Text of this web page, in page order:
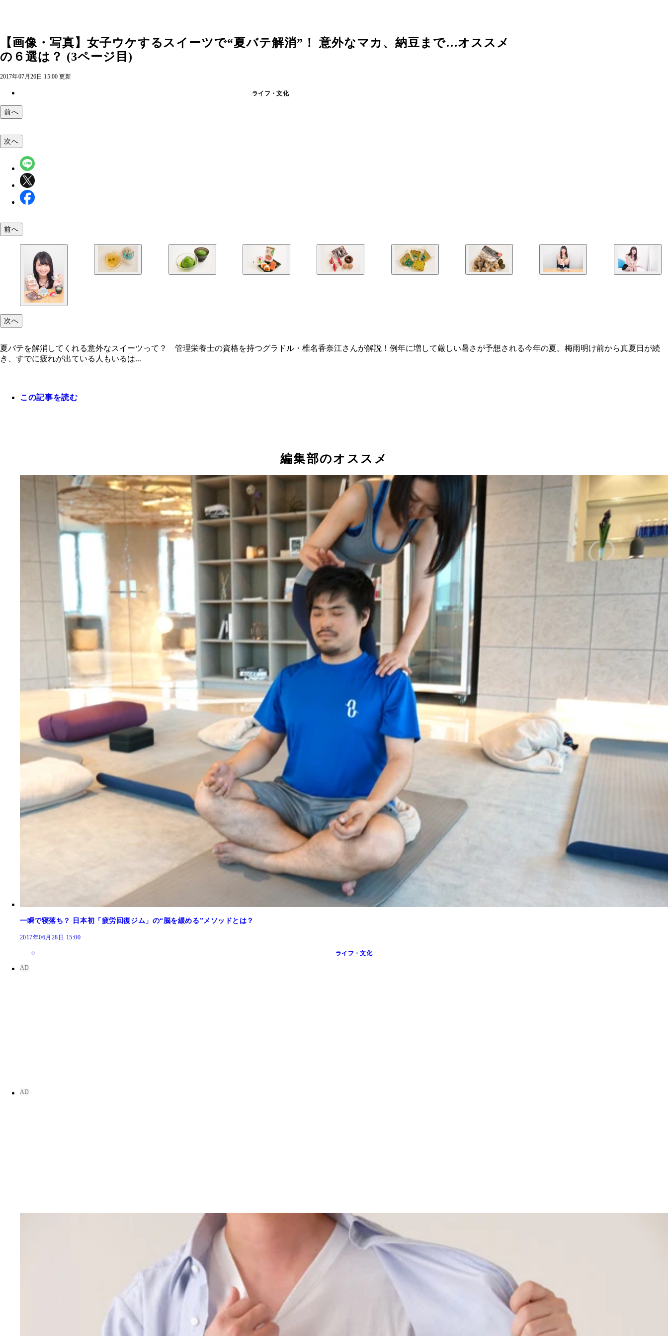
【画像・写真】女子ウケするスイーツで“夏バテ解消”！ 意外なマカ、納豆まで…オススメ
の６選は？ (3ページ目)
2017年07月26日 15:00 更新
ライフ・文化
前へ
疲労回復効果のあるクエン酸がたっぷり！ 大阪屋の「流れ梅」
抹茶の濃さが７段階から選べる！ 壽々喜園（すずきえん）×ななやコラボショップの「抹茶ジェラート」
甘いものが苦手な人にもオススメ！ 和洋菓子処とらやの「トマト大福」と「トマト羊羹」
なんと精力剤のマカ入り！ プチラパンの「マカろん」と「マカチョコドーナツ」
納豆が苦手な人でも食べられる、たぬみせ納豆工房の「納豆パウンドケーキ伊勢茶 ポーションカット」
ニンニクをドライフルーツ感覚で！ 丹後長寿商店の「京丹後フルーツガーリック」
次へ
前へ
次へ
夏バテを解消してくれる意外なスイーツって？ 管理栄養士の資格を持つグラドル・椎名香奈江さんが解説！例年に増して厳しい暑さが予想される今年の夏。梅雨明け前から真夏日が続
き、すでに疲れが出ている人もいるは...
この記事を読む
編集部のオススメ
一瞬で寝落ち？ 日本初「疲労回復ジム」の“脳を緩める”メソッドとは？
2017年06月28日 15:00
ライフ・文化